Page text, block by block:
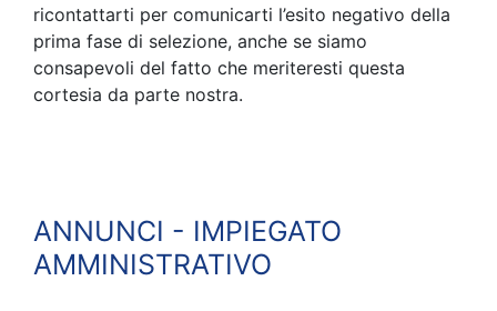
ricontattarti per comunicarti l’esito negativo della
prima fase di selezione, anche se siamo
consapevoli del fatto che meriteresti questa
cortesia da parte nostra.
ANNUNCI - IMPIEGATO
AMMINISTRATIVO